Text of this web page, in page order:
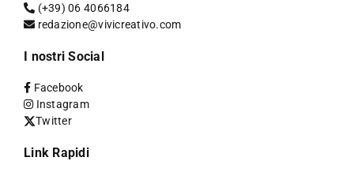
(+39) 06 4066184
redazione@vivicreativo.com
I nostri Social
Facebook
Instagram
Twitter
Link Rapidi